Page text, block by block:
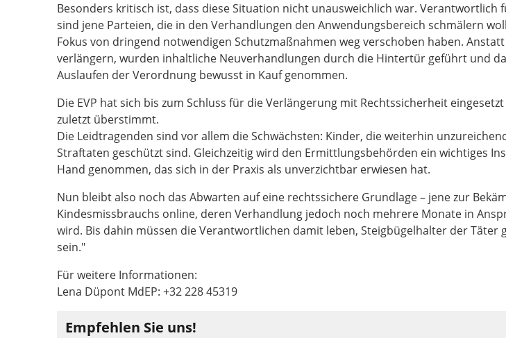
Besonders kritisch ist, dass diese Situation nicht unausweichlich war. Verantwortlich
sind jene Parteien, die in den Verhandlungen den Anwendungsbereich schmälern
Fokus von dringend notwendigen Schutzmaßnahmen weg verschoben haben.
verlängern, wurden inhaltliche Neuverhandlungen durch die Hintertür geführt und
Auslaufen der Verordnung bewusst in Kauf genommen.
Die EVP hat sich bis zum Schluss für die Verlängerung mit Rechtssicherheit
zuletzt überstimmt.
Die Leidtragenden sind vor allem die Schwächsten: Kinder, die weiterhin
Straftaten geschützt sind. Gleichzeitig wird den Ermittlungsbehörden ein wichtiges
Hand genommen, das sich in der Praxis als unverzichtbar erwiesen hat.
Nun bleibt also noch das Abwarten auf eine rechtssichere Grundlage – jene zur
Kindesmissbrauchs online, deren Verhandlung jedoch noch mehrere Monate in
wird. Bis dahin müssen die Verantwortlichen damit leben, Steigbügelhalter der Täter
sein."
Für weitere Informationen:
Lena Düpont MdEP: +32 228 45319
Empfehlen Sie uns!